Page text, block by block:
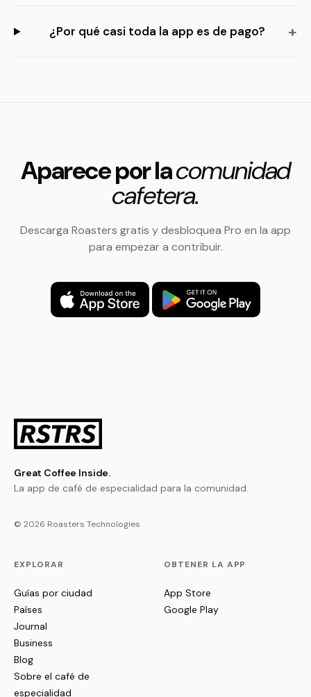
¿Por qué casi toda la app es de pago?
Aparece por lacomunidad
cafetera.
Descarga Roasters gratis y desbloquea Pro en la app
para empezar a contribuir.
Great Coffee Inside.
La app de café de especialidad para la comunidad.
© 2026 Roasters Technologies
EXPLORAR
Guías por ciudad
Países
Journal
Business
Blog
Sobre el café de
especialidad
OBTENER LA APP
App Store
Google Play